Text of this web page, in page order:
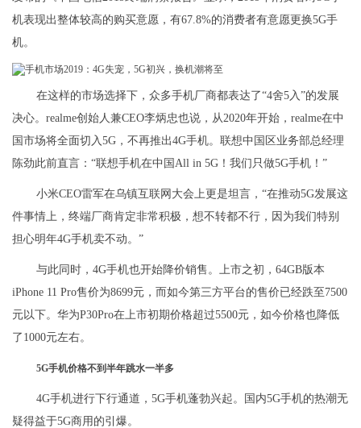
机表现出整体较高的购买意愿，有67.8%的消费者有意愿更换5G手
机。
在这样的市场选择下，众多手机厂商都表达了“4舍5入”的发展
决心。realme创始人兼CEO李炳忠也说，从2020年开始，realme在中
国市场将全面切入5G，不再推出4G手机。联想中国区业务部总经理
陈劲此前直言：“联想手机在中国All in 5G！我们只做5G手机！”
小米CEO雷军在乌镇互联网大会上更是坦言，“在推动5G发展这
件事情上，终端厂商肯定非常积极，想不转都不行，因为我们特别
担心明年4G手机卖不动。”
与此同时，4G手机也开始降价销售。上市之初，64GB版本
iPhone 11 Pro售价为8699元，而如今第三方平台的售价已经跌至7500
元以下。华为P30Pro在上市初期价格超过5500元，如今价格也降低
了1000元左右。
5G手机价格不到半年跳水一半多
4G手机进行下行通道，5G手机蓬勃兴起。国内5G手机的热潮无
疑得益于5G商用的引爆。